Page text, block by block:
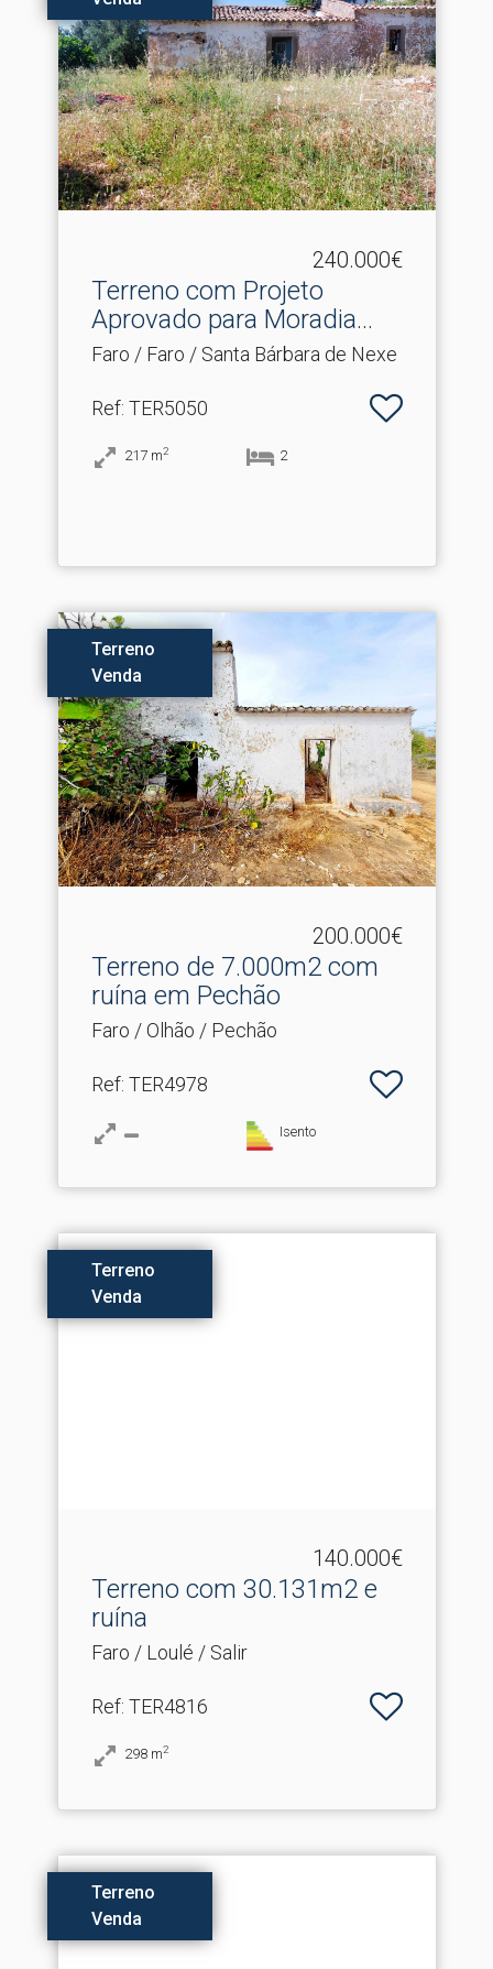
240.000€
Terreno com Projeto
Aprovado para Moradia
Tér.​..
Faro / Faro / Santa Bárbara de Nexe
Ref: TER5050
217 m2 2
Terreno
Venda
200.000€
Terreno de 7.​000m2 com
ruína em Pechão
Faro / Olhão / Pechão
Ref: TER4978
Isento
Terreno
Venda
140.000€
Terreno com 30.​131m2 e
ruína
Faro / Loulé / Salir
Ref: TER4816
298 m2
Terreno
Venda